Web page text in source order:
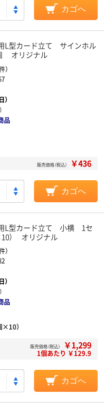
カゴへ
L型カード立て サインホル
オリジナル
）
）
品
販売価格（税込） ￥436
カゴへ
L型カード立て 小横 1セ
） オリジナル
）
）
品
×10）
販売価格（税込） ￥1,299
1個あたり ￥129.9
カゴへ